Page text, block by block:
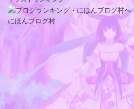
にほんブログ村